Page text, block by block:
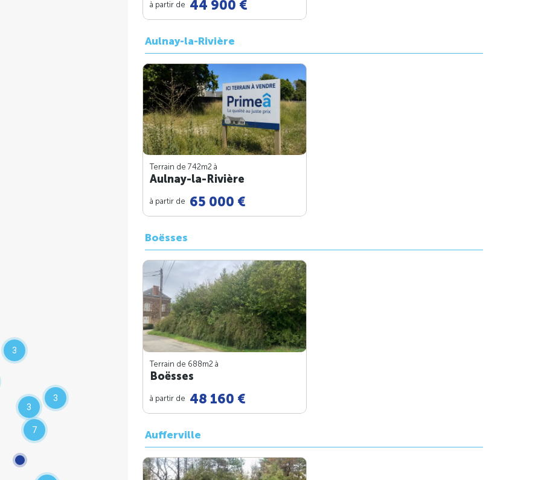
3
7
3
3
à partir de 44 900 €
Aulnay-la-Rivière
Terrain de 742m2 à
Aulnay-la-Rivière
à partir de 65 000 €
Boësses
Terrain de 688m2 à
Boësses
à partir de 48 160 €
Aufferville